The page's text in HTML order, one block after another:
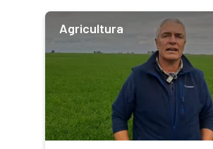
Agricultura